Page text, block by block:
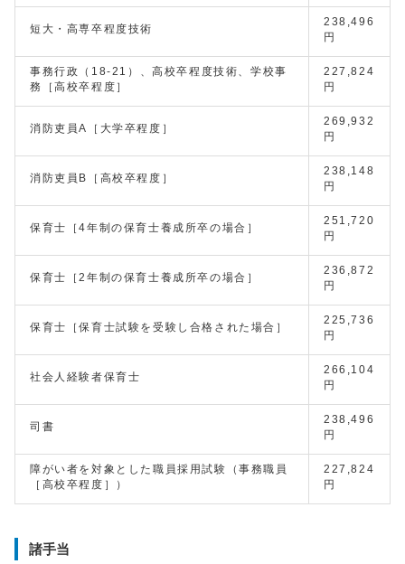
短大・高専卒程度技術
238,496
円
事務行政（18-21）、高校卒程度技術、学校事
務［高校卒程度］
227,824
円
消防吏員A［大学卒程度］
269,932
円
消防吏員B［高校卒程度］
238,148
円
保育士［4年制の保育士養成所卒の場合］
251,720
円
保育士［2年制の保育士養成所卒の場合］
236,872
円
保育士［保育士試験を受験し合格された場合］
225,736
円
社会人経験者保育士
266,104
円
司書
238,496
円
障がい者を対象とした職員採用試験（事務職員
［高校卒程度］）
227,824
円
諸手当